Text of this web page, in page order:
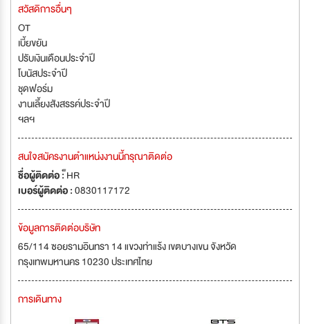
สวัสดิการอื่นๆ
OT
เบี้ยขยัน
ปรับเงินเดือนประจำปี
โบนัสประจำปี
ชุดฟอร์ม
งานเลี้ยงสังสรรค์ประจำปี
ฯลฯ
สนใจสมัครงานตำแหน่งงานนี้กรุณาติดต่อ
ชื่อผู้ติดต่อ :็HR
เบอร์ผู้ติดต่อ :0830117172
ข้อมูลการติดต่อบริษัท
65/114 ซอยรามอินทรา 14 แขวงท่าแร้ง เขตบางเขน จังหวัด
กรุงเทพมหานคร 10230 ประเทศไทย
การเดินทาง